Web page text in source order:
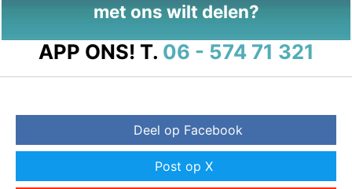
met ons wilt delen?
APP ONS! T. 06 - 574 71 321
Deel op Facebook
Post op X